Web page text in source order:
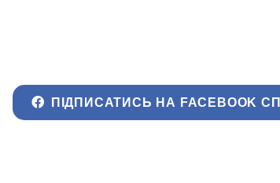
ПІДПИСАТИСЬ НА FACEBOOK